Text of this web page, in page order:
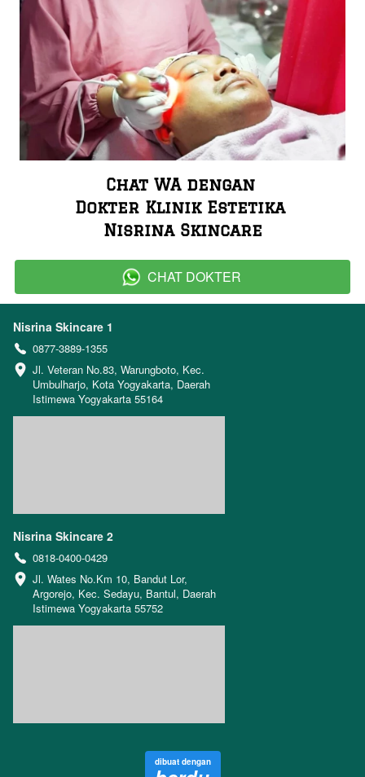
Chat WA dengan
Dokter Klinik Estetika
Nisrina Skincare
` CHAT DOKTER
Nisrina Skincare 1
0877-3889-1355
Jl. Veteran No.83, Warungboto, Kec.
Umbulharjo, Kota Yogyakarta, Daerah
Istimewa Yogyakarta 55164
Nisrina Skincare 2
0818-0400-0429
Jl. Wates No.Km 10, Bandut Lor,
Argorejo, Kec. Sedayu, Bantul, Daerah
Istimewa Yogyakarta 55752
dibuat dengan